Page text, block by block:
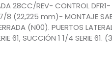
28CC/REV- CONTROL DFR1-
7/8 (22,225 mm)- MONTAJE
(N00). PUERTOS
61, SUCCIÓN 1 1/4 SERIE 61.